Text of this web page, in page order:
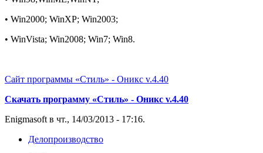
• Win2000; WinXP; Win2003;
• WinVista; Win2008; Win7; Win8.
Сайт программы «Стиль» - Оникс v.4.40
Скачать программу «Стиль» - Оникс v.4.40
Enigmasoft в чт., 14/03/2013 - 17:16.
Делопроизводство